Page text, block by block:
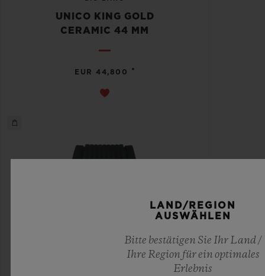
UNICO KING GOLD
CERAMIC 44 MM
EUR 44,800 •
LAND/REGION
AUSWÄHLEN
Bitte bestätigen Sie Ihr Land /
Ihre Region für ein optimales
Erlebnis